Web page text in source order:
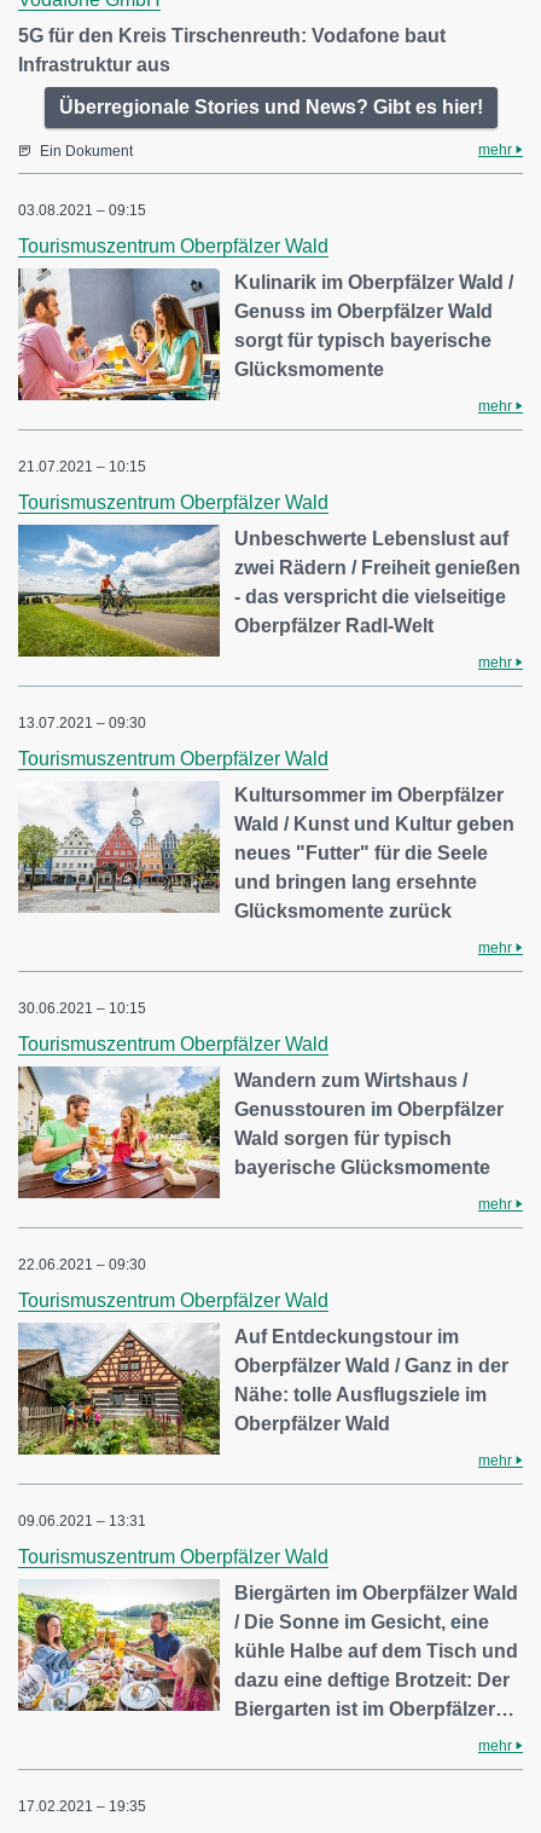
5G für den Kreis Tirschenreuth: Vodafone baut
Infrastruktur aus
Überregionale Stories und News? Gibt es hier!
Ein Dokument mehr
03.08.2021 – 09:15
Tourismuszentrum Oberpfälzer Wald
Kulinarik im Oberpfälzer Wald /
Genuss im Oberpfälzer Wald
sorgt für typisch bayerische
Glücksmomente
mehr
21.07.2021 – 10:15
Tourismuszentrum Oberpfälzer Wald
Unbeschwerte Lebenslust auf
zwei Rädern / Freiheit genießen
- das verspricht die vielseitige
Oberpfälzer Radl-Welt
mehr
13.07.2021 – 09:30
Tourismuszentrum Oberpfälzer Wald
Kultursommer im Oberpfälzer
Wald / Kunst und Kultur geben
neues "Futter" für die Seele
und bringen lang ersehnte
Glücksmomente zurück
mehr
30.06.2021 – 10:15
Tourismuszentrum Oberpfälzer Wald
Wandern zum Wirtshaus /
Genusstouren im Oberpfälzer
Wald sorgen für typisch
bayerische Glücksmomente
mehr
22.06.2021 – 09:30
Tourismuszentrum Oberpfälzer Wald
Auf Entdeckungstour im
Oberpfälzer Wald / Ganz in der
Nähe: tolle Ausflugsziele im
Oberpfälzer Wald
mehr
09.06.2021 – 13:31
Tourismuszentrum Oberpfälzer Wald
Biergärten im Oberpfälzer Wald
/ Die Sonne im Gesicht, eine
kühle Halbe auf dem Tisch und
dazu eine deftige Brotzeit: Der
Biergarten ist im Oberpfälzer…
mehr
17.02.2021 – 19:35